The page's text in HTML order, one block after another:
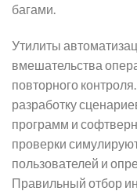
багами.
Утилиты
вмешательства
повторного
разработку
программ и
проверки
пользователей и
Правильный отбор